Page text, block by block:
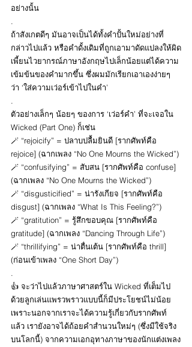
อย่างนั้น
.
ถ้าสังเกตดีๆ มันอาจเป็นได้ทั้งคำปั้นใหม่อย่างที่
กล่าวไปแล้ว หรือคำดั้งเดิมที่ถูกเอามาดัดแปลงให้ผิด
เพี้ยนไวยากรณ์ภาษาอังกฤษไปเล็กน้อยแต่ได้ความ
เข้มข้นของคำมากขึ้น ซึ่งผมมักเรียกเอาเองง่ายๆ
ว่า ‘ใส่ความเว่อร์เข้าไปในคำ’
.
ตัวอย่างเล็กๆ น้อยๆ ของการ ‘เว่อร์คำ’ ที่จะเจอใน
Wicked (Part One) ก็เช่น
🪄 “rejoicify” = ปลาบปลื้มยินดี [รากศัพท์คือ
rejoice] (ฉากเพลง “No One Mourns the Wicked”)
🪄 “confusifying” = สับสน [รากศัพท์คือ confuse]
(ฉากเพลง “No One Mourns the Wicked”)
🪄 “disgusticified” = น่ารังเกียจ [รากศัพท์คือ
disgust] (ฉากเพลง “What Is This Feeling?”)
🪄 “gratitution” = รู้สึกขอบคุณ [รากศัพท์คือ
gratitude] (ฉากเพลง “Dancing Through Life”)
🪄 “thrillifying” = น่าตื่นเต้น [รากศัพท์คือ thrill]
(ก่อนเข้าเพลง “One Short Day”)
.
👍 จะว่าไปแล้วภาษาศาสตร์ใน Wicked ที่เต็มไป
ด้วยลูกเล่นแพรวพราวแบบนี้ก็มีประโยชน์ไม่น้อย
เพราะนอกจากเราจะได้ความรู้เกี่ยวกับรากศัพท์
แล้ว เรายังอาจได้ถ้อยคำสำนวนใหม่ๆ (ซึ่งมีใช้จริง
บนโลกนี้) จากความเอกอุทางภาษาของนักแต่งเพลง